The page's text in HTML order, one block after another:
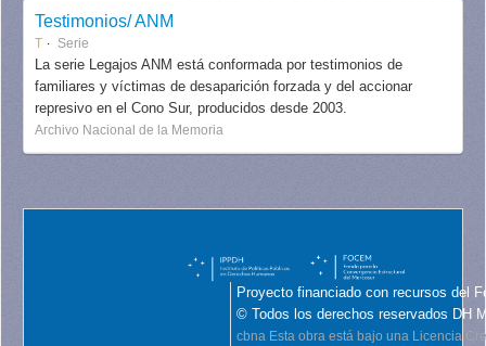
Testimonios/ ANM
T Serie
La serie Legajos ANM está conformada por testimonios de
familiares y víctimas de desaparición forzada y del accionar
represivo en el Cono Sur, producidos desde 2003.
Archivo Nacional de la Memoria
Proyecto financiado con recursos del
© Todos los derechos reservados DH
cbna Esta obra está bajo una Licencia